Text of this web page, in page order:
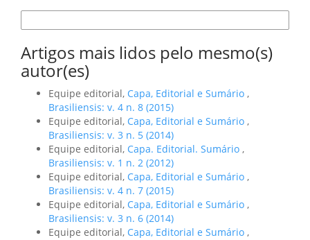
Artigos mais lidos pelo mesmo(s)
autor(es)
Equipe editorial, Capa, Editorial e Sumário ,
Brasiliensis: v. 4 n. 8 (2015)
Equipe editorial, Capa, Editorial e Sumário ,
Brasiliensis: v. 3 n. 5 (2014)
Equipe editorial, Capa. Editorial. Sumário ,
Brasiliensis: v. 1 n. 2 (2012)
Equipe editorial, Capa, Editorial e Sumário ,
Brasiliensis: v. 4 n. 7 (2015)
Equipe editorial, Capa, Editorial e Sumário ,
Brasiliensis: v. 3 n. 6 (2014)
Equipe editorial, Capa, Editorial e Sumário ,